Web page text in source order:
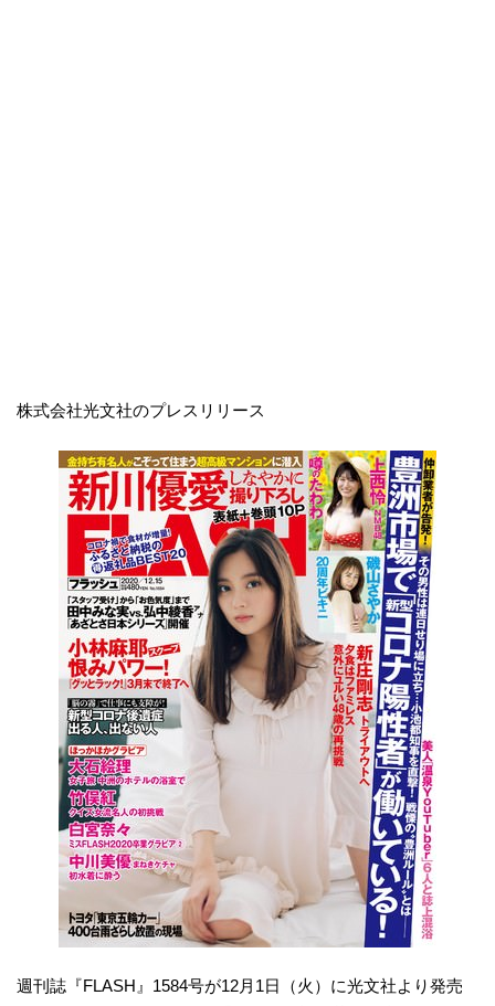
株式会社光文社のプレスリリース
週刊誌『FLASH』1584号が12月1日（火）に光文社より発売